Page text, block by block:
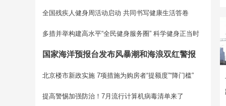
全国残疾人健身周活动启动 共同书写健康生活答卷
多措并举构建高水平“全民健身服务圈” 科学健身正当时
国家海洋预报台发布风暴潮和海浪双红警报
北京楼市新政实施 7项措施为购房者“提额度”“降门槛”
提高警惕加强防治！7月流行计算机病毒清单来了